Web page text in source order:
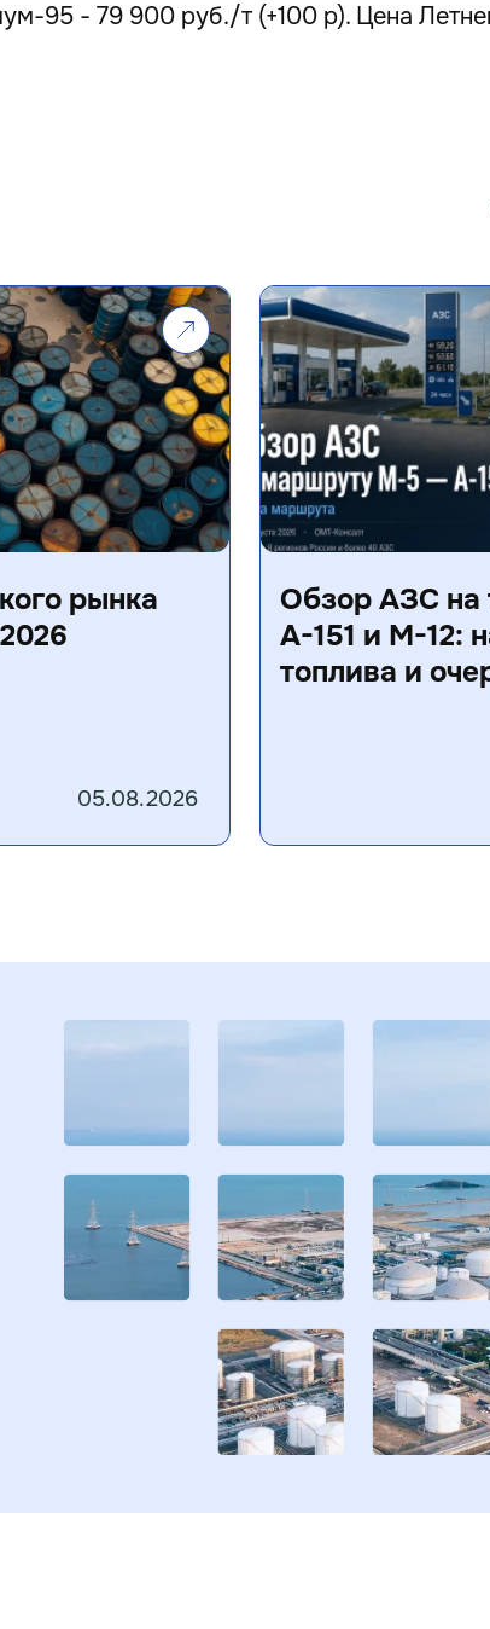
95 - 79 900 руб./т (+100 р). Цена
рынка
05.08.2026
Обзор АЗС на
А-151 и М-12:
топлива и